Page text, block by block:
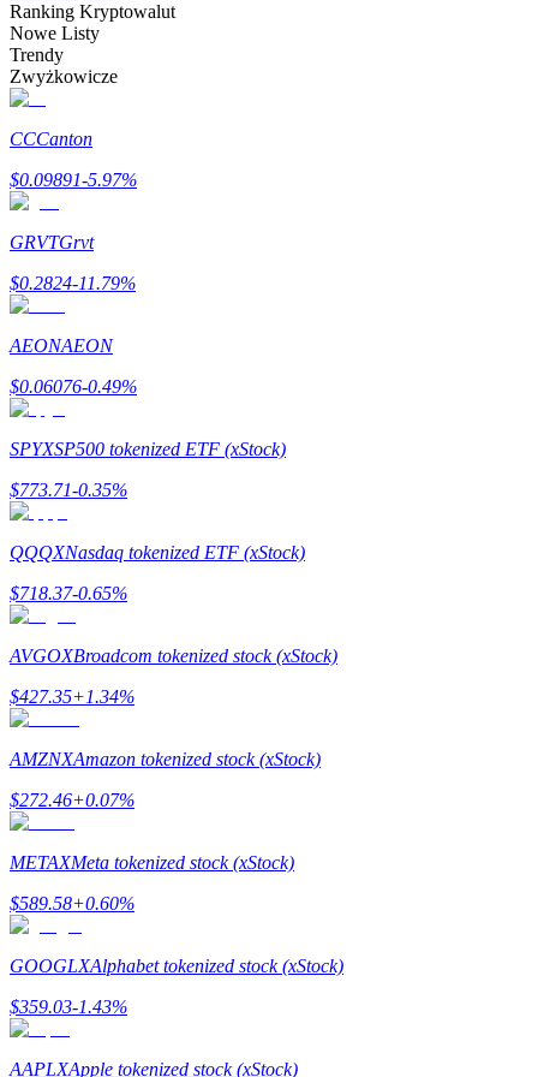
Bitrue
AI
Bitruści Partnerzy
Afiliaci Bitrue
Aż do 65% prowizji!
Deposit CASHCAT & Win
Ranking Kryptowalut
Nowe Listy
Trendy
Zwyżkowicze
CCCanton
$0.09891-5.97%
GRVTGrvt
$0.2824-11.79%
AEONAEON
$0.06076-0.49%
SPYXSP500 tokenized ETF (xStock)
$773.71-0.35%
QQQXNasdaq tokenized ETF (xStock)
$718.37-0.65%
AVGOXBroadcom tokenized stock (xStock)
$427.35+1.34%
AMZNXAmazon tokenized stock (xStock)
$272.46+0.07%
METAXMeta tokenized stock (xStock)
$589.58+0.60%
GOOGLXAlphabet tokenized stock (xStock)
$359.03-1.43%
AAPLXApple tokenized stock (xStock)